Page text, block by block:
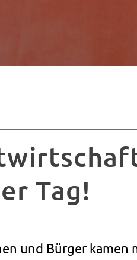
Tag!
und Bürger kamen